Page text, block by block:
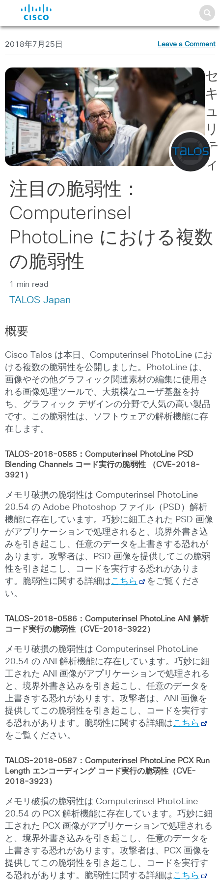
2018年7月25日 Leave a Comment
セ
キ
ュ
リ
テ
ィ
注目の脆弱性：
Computerinsel
PhotoLine における複数
の脆弱性
1 min read
TALOS Japan
概要
Cisco Talos は本日、Computerinsel PhotoLine にお
ける複数の脆弱性を公開しました。PhotoLine は、
画像やその他グラフィック関連素材の編集に使用さ
れる画像処理ツールで、大規模なユーザ基盤を持
ち、グラフィック デザインの分野で人気の高い製品
です。この脆弱性は、ソフトウェアの解析機能に存
在します。
TALOS-2018-0585：Computerinsel PhotoLine PSD
Blending Channels コード実行の脆弱性 （CVE-2018-
3921）
メモリ破損の脆弱性は Computerinsel PhotoLine
20.54 の Adobe Photoshop ファイル（PSD）解析
機能に存在しています。巧妙に細工された PSD 画像
がアプリケーションで処理されると、境界外書き込
みを引き起こし、任意のデータを上書きする恐れが
あります。攻撃者は、PSD 画像を提供してこの脆弱
性を引き起こし、コードを実行する恐れがありま
す。脆弱性に関する詳細はこちら
をご覧くださ
い。
TALOS-2018-0586：Computerinsel PhotoLine ANI 解析
コード実行の脆弱性（CVE-2018-3922）
メモリ破損の脆弱性は Computerinsel PhotoLine
20.54 の ANI 解析機能に存在しています。巧妙に細
工された ANI 画像がアプリケーションで処理される
と、境界外書き込みを引き起こし、任意のデータを
上書きする恐れがあります。攻撃者は、ANI 画像を
提供してこの脆弱性を引き起こし、コードを実行す
る恐れがあります。脆弱性に関する詳細はこちら
をご覧ください。
TALOS-2018-0587：Computerinsel PhotoLine PCX Run
Length エンコーディング コード実行の脆弱性（CVE-
2018-3923）
メモリ破損の脆弱性は Computerinsel PhotoLine
20.54 の PCX 解析機能に存在しています。巧妙に細
工された PCX 画像がアプリケーションで処理される
と、境界外書き込みを引き起こし、任意のデータを
上書きする恐れがあります。攻撃者は、PCX 画像を
提供してこの脆弱性を引き起こし、コードを実行す
る恐れがあります。脆弱性に関する詳細はこちら